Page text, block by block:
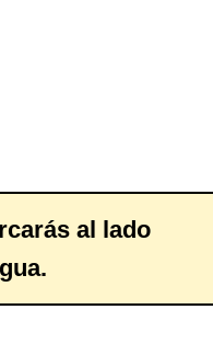
al lado